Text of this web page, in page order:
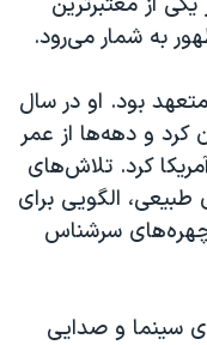
به شمار می‌رود.
بود. او در سال
کرد و دهه‌ها از عمر
کرد. تلاش‌های
طبیعی، الگویی برای
سرشناس
سینما و صدایی